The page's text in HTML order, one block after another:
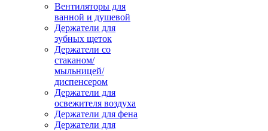
Вентиляторы для
ванной и душевой
Держатели для
зубных щеток
Держатели со
стаканом/
мыльницей/
диспенсером
Держатели для
освежителя воздуха
Держатели для фена
Держатели для